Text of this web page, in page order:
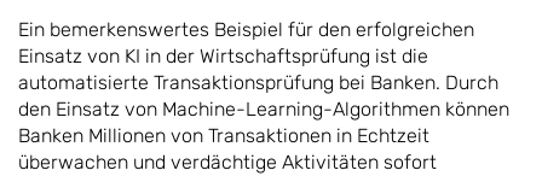
Ein bemerkenswertes Beispiel für den erfolgreichen
Einsatz von KI in der Wirtschaftsprüfung ist die
automatisierte Transaktionsprüfung bei Banken. Durch
den Einsatz von Machine-Learning-Algorithmen können
Banken Millionen von Transaktionen in Echtzeit
überwachen und verdächtige Aktivitäten sofort